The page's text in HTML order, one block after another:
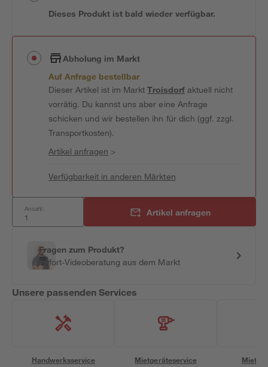
Dieses Produkt ist bald wieder verfügbar.
Abholung im Markt
Auf Anfrage bestellbar
Dieser Artikel ist im MarktTroisdorfaktuell nicht
vorrätig. Du kannst uns aber eine Anfrage
schicken und wir bestellen ihn für dich (ggf. zzgl.
Transportkosten).
Artikel anfragen >
Verfügbarkeit in anderen Märkten
Anzahl: Artikel anfragen
Fragen zum Produkt?
Sofort-Videoberatung aus dem Markt
Unsere passenden Services
Handwerksservice Mietgeräteservice